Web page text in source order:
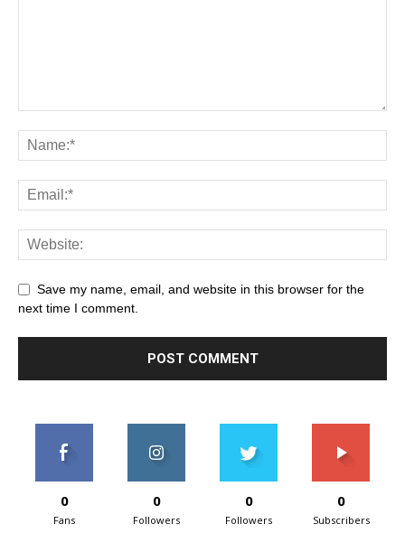
Save my name, email, and website in this browser for the
next time I comment.
0
Fans
0
Followers
0
Followers
0
Subscribers